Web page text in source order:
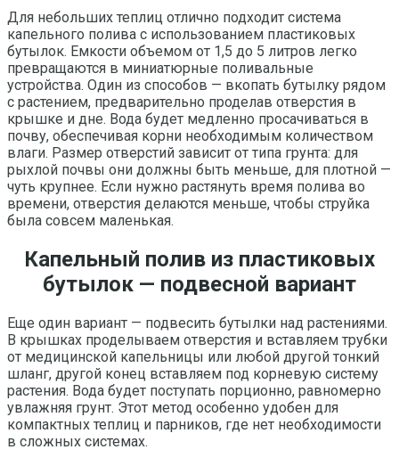
Для небольших теплиц отлично подходит система
капельного полива с использованием пластиковых
бутылок. Емкости объемом от 1,5 до 5 литров легко
превращаются в миниатюрные поливальные
устройства. Один из способов — вкопать бутылку рядом
с растением, предварительно проделав отверстия в
крышке и дне. Вода будет медленно просачиваться в
почву, обеспечивая корни необходимым количеством
влаги. Размер отверстий зависит от типа грунта: для
рыхлой почвы они должны быть меньше, для плотной —
чуть крупнее. Если нужно растянуть время полива во
времени, отверстия делаются меньше, чтобы струйка
была совсем маленькая.
Капельный полив из пластиковых
бутылок — подвесной вариант
Еще один вариант — подвесить бутылки над растениями.
В крышках проделываем отверстия и вставляем трубки
от медицинской капельницы или любой другой тонкий
шланг, другой конец вставляем под корневую систему
растения. Вода будет поступать порционно, равномерно
увлажняя грунт. Этот метод особенно удобен для
компактных теплиц и парников, где нет необходимости
в сложных системах.